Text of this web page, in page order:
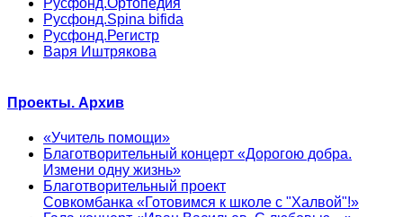
Русфонд.Spina bifida
Русфонд.Регистр
Варя Иштрякова
Проекты. Архив
«Учитель помощи»
Благотворительный концерт «Дорогою добра.
Измени одну жизнь»
Благотворительный проект
Совкомбанка «Готовимся к школе с "Халвой"!»